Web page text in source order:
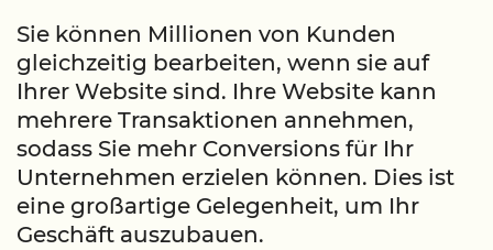
Sie können Millionen von Kunden
gleichzeitig bearbeiten, wenn sie auf
Ihrer Website sind. Ihre Website kann
mehrere Transaktionen annehmen,
sodass Sie mehr Conversions für Ihr
Unternehmen erzielen können. Dies ist
eine großartige Gelegenheit, um Ihr
Geschäft auszubauen.